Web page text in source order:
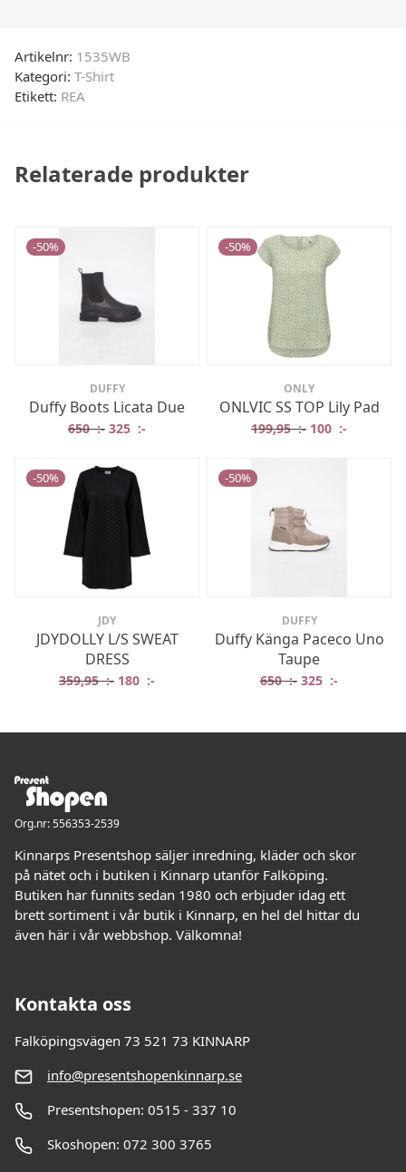
Artikelnr: 1535WB
Kategori: T-Shirt
Etikett: REA
Relaterade produkter
-50%
DUFFY
Duffy Boots Licata Due
650:- Det ursprungliga priset var: 650 :-.
325 :- Det nuvarande priset är: 325 :-.
-50%
ONLY
ONLVIC SS TOP Lily Pad
199,95:- Det
100 :-
-50%
JDY
JDYDOLLY L/S SWEAT
DRESS
359,95:- Det ursprungliga priset var: 359,95 :-.
180 :- Det nuvarande priset är: 180 :-.
-50%
DUFFY
Duffy Känga Paceco Uno
Taupe
650:- Det
325 :-
Org.nr: 556353-2539
Kinnarps Presentshop säljer inredning, kläder och skor
på nätet och i butiken i Kinnarp utanför Falköping.
Butiken har funnits sedan 1980 och erbjuder idag ett
brett sortiment i vår butik i Kinnarp, en hel del hittar du
även här i vår webbshop. Välkomna!
Kontakta oss
Falköpingsvägen 73 521 73 KINNARP
info@presentshopenkinnarp.se
Presentshopen: 0515 - 337 10
Skoshopen: 072 300 3765